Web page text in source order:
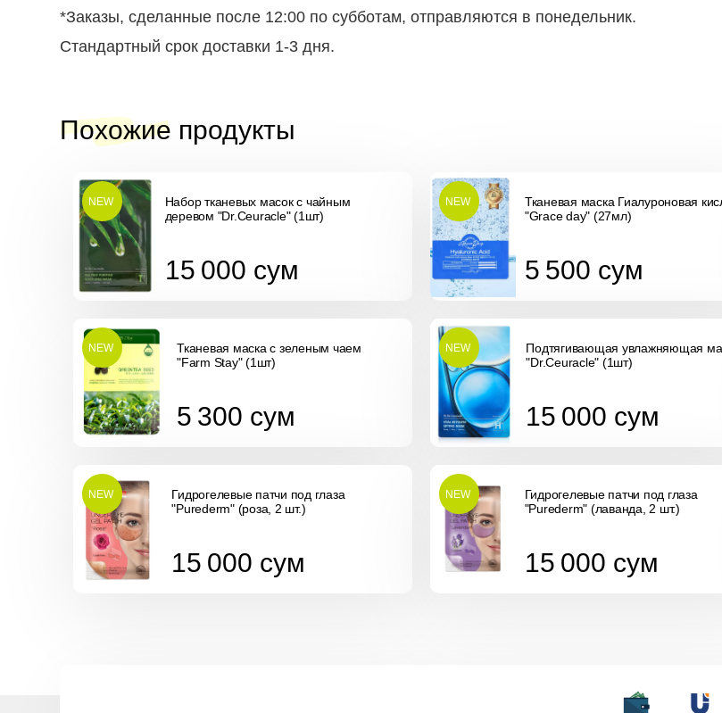
*Заказы, сделанные после 12:00 по субботам, отправляются в понедельник.
Стандартный срок доставки 1-3 дня.
Похожие продукты
Набор тканевых масок с чайным
деревом "Dr.Ceuracle" (1шт)
15 000 сум
NEW
Тканевая маска Гиалуроновая
"Grace day" (27мл)
5 500 сум
NEW
Тканевая маска с зеленым чаем
"Farm Stay" (1шт)
5 300 сум
NEW
Подтягивающая увлажняющая
"Dr.Ceuracle" (1шт)
15 000 сум
NEW
Гидрогелевые патчи под глаза
"Purederm" (роза, 2 шт.)
15 000 сум
NEW
Гидрогелевые патчи под глаза
"Purederm" (лаванда, 2 шт.)
15 000 сум
NEW